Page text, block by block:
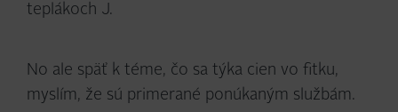
teplákoch J.
No ale späť k téme, čo sa týka cien vo fitku,
myslím, že sú primerané ponúkaným službám.